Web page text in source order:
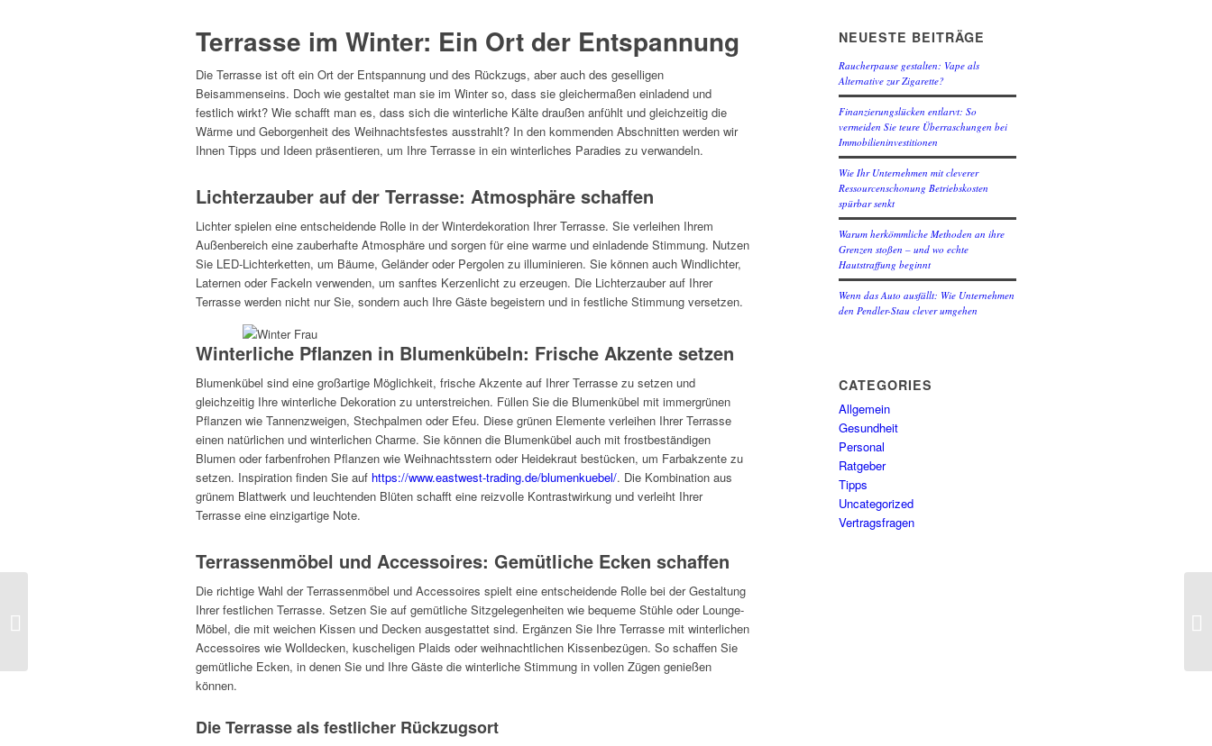
Terrasse im Winter: Ein Ort der Entspannung
Die Terrasse ist oft ein Ort der Entspannung und des Rückzugs, aber auch des geselligen
Beisammenseins. Doch wie gestaltet man sie im Winter so, dass sie gleichermaßen einladend und
festlich wirkt? Wie schafft man es, dass sich die winterliche Kälte draußen anfühlt und gleichzeitig die
Wärme und Geborgenheit des Weihnachtsfestes ausstrahlt? In den kommenden Abschnitten werden wir
Ihnen Tipps und Ideen präsentieren, um Ihre Terrasse in ein winterliches Paradies zu verwandeln.
Lichterzauber auf der Terrasse: Atmosphäre schaffen
Lichter spielen eine entscheidende Rolle in der Winterdekoration Ihrer Terrasse. Sie verleihen Ihrem
Außenbereich eine zauberhafte Atmosphäre und sorgen für eine warme und einladende Stimmung. Nutzen
Sie LED-Lichterketten, um Bäume, Geländer oder Pergolen zu illuminieren. Sie können auch Windlichter,
Laternen oder Fackeln verwenden, um sanftes Kerzenlicht zu erzeugen. Die Lichterzauber auf Ihrer
Terrasse werden nicht nur Sie, sondern auch Ihre Gäste begeistern und in festliche Stimmung versetzen.
Winterliche Pflanzen in Blumenkübeln: Frische Akzente setzen
Blumenkübel sind eine großartige Möglichkeit, frische Akzente auf Ihrer Terrasse zu setzen und
gleichzeitig Ihre winterliche Dekoration zu unterstreichen. Füllen Sie die Blumenkübel mit immergrünen
Pflanzen wie Tannenzweigen, Stechpalmen oder Efeu. Diese grünen Elemente verleihen Ihrer Terrasse
einen natürlichen und winterlichen Charme. Sie können die Blumenkübel auch mit frostbeständigen
Blumen oder farbenfrohen Pflanzen wie Weihnachtsstern oder Heidekraut bestücken, um Farbakzente zu
setzen. Inspiration finden Sie auf https://www.eastwest-trading.de/blumenkuebel/. Die Kombination aus
grünem Blattwerk und leuchtenden Blüten schafft eine reizvolle Kontrastwirkung und verleiht Ihrer
Terrasse eine einzigartige Note.
Terrassenmöbel und Accessoires: Gemütliche Ecken schaffen
Die richtige Wahl der Terrassenmöbel und Accessoires spielt eine entscheidende Rolle bei der Gestaltung
Ihrer festlichen Terrasse. Setzen Sie auf gemütliche Sitzgelegenheiten wie bequeme Stühle oder Lounge-
Möbel, die mit weichen Kissen und Decken ausgestattet sind. Ergänzen Sie Ihre Terrasse mit winterlichen
Accessoires wie Wolldecken, kuscheligen Plaids oder weihnachtlichen Kissenbezügen. So schaffen Sie
gemütliche Ecken, in denen Sie und Ihre Gäste die winterliche Stimmung in vollen Zügen genießen
können.
Die Terrasse als festlicher Rückzugsort
NEUESTE BEITRÄGE
Raucherpause gestalten: Vape als
Alternative zur Zigarette?
Finanzierungslücken entlarvt: So
vermeiden Sie teure Überraschungen bei
Immobilieninvestitionen
Wie Ihr Unternehmen mit cleverer
Ressourcenschonung Betriebskosten
spürbar senkt
Warum herkömmliche Methoden an ihre
Grenzen stoßen – und wo echte
Hautstraffung beginnt
Wenn das Auto ausfällt: Wie Unternehmen
den Pendler-Stau clever umgehen
CATEGORIES
Allgemein
Gesundheit
Personal
Ratgeber
Tipps
Uncategorized
Vertragsfragen